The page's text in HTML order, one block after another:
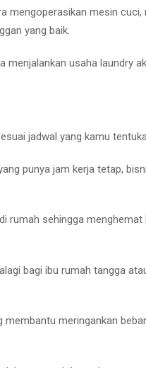
mengoperasikan mesin cuci,
yang baik.
menjalankan usaha laundry
jadwal yang kamu
punya jam kerja tetap,
rumah sehingga menghemat
bagi ibu rumah tangga
membantu meringankan